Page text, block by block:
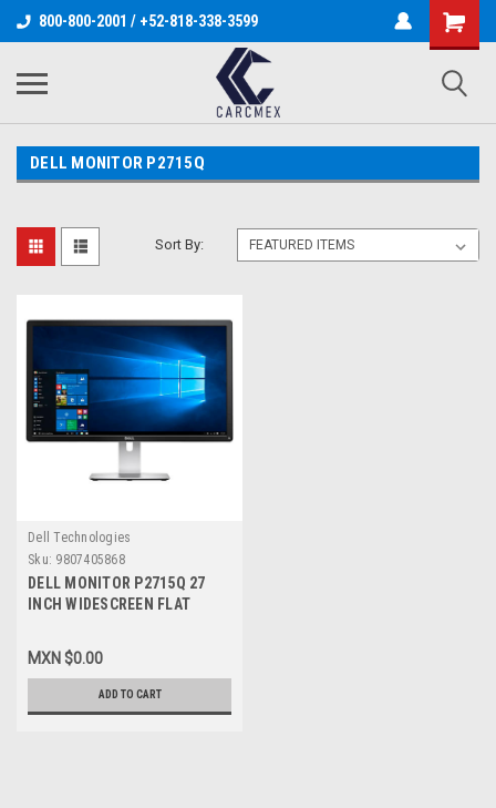
800-800-2001 / +52-818-338-3599
DELL MONITOR P2715Q
Sort By:
Dell Technologies
Sku: 9807405868
DELL MONITOR P2715Q 27
INCH WIDESCREEN FLAT
VGA,DVI LED WTY 3YR NEW
DELL 210-ADOF, P2715Q
MXN $0.00
ADD TO CART